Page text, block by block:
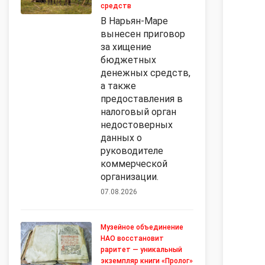
средств
В Нарьян-Маре
вынесен приговор
за хищение
бюджетных
денежных средств,
а также
предоставления в
налоговый орган
недостоверных
данных о
руководителе
коммерческой
организации.
07.08.2026
Музейное объединение
НАО восстановит
раритет — уникальный
экземпляр книги «Пролог»